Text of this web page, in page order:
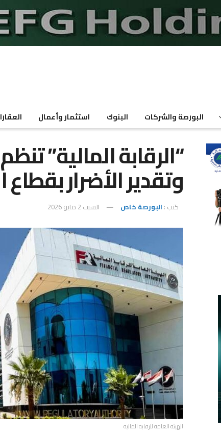
البورصة والشركات البنوك استثمار وأعمال
“الرقابة المالية”
وتقدير الأضرار بقطاع
كتب : البورصة خاص السبت 2 مايو 2026
الهيئة العامة للرقابة المالية